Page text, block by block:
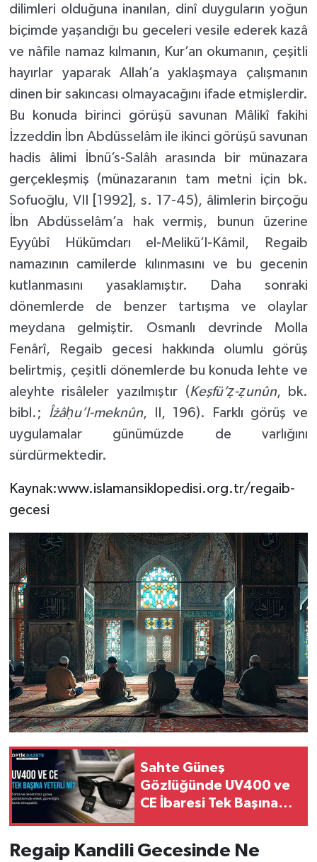
dilimleri olduğuna inanılan, dinî duyguların yoğun
biçimde yaşandığı bu geceleri vesile ederek kazâ
ve nâfile namaz kılmanın, Kur’an okumanın, çeşitli
hayırlar yaparak Allah’a yaklaşmaya çalışmanın
dinen bir sakıncası olmayacağını ifade etmişlerdir.
Bu konuda birinci görüşü savunan Mâlikî fakihi
İzzeddin İbn Abdüsselâm ile ikinci görüşü savunan
hadis âlimi İbnü’s-Salâh arasında bir münazara
gerçekleşmiş (münazaranın tam metni için bk.
Sofuoğlu, VII [1992], s. 17-45), âlimlerin birçoğu
İbn Abdüsselâm’a hak vermiş, bunun üzerine
Eyyûbî Hükümdarı el-Melikü’l-Kâmil, Regaib
namazının camilerde kılınmasını ve bu gecenin
kutlanmasını yasaklamıştır. Daha sonraki
dönemlerde de benzer tartışma ve olaylar
meydana gelmiştir. Osmanlı devrinde Molla
Fenârî, Regaib gecesi hakkında olumlu görüş
belirtmiş, çeşitli dönemlerde bu konuda lehte ve
aleyhte risâleler yazılmıştır (Keşfü’ẓ-ẓunûn, bk.
bibl.; Îżâḥu’l-meknûn, II, 196). Farklı görüş ve
uygulamalar günümüzde de varlığını
sürdürmektedir.
Kaynak:www.islamansiklopedisi.org.tr/regaib-
gecesi
Sahte Güneş
Gözlüğünde UV400 ve
CE İbaresi Tek Başına
Regaip Kandili Gecesinde Ne